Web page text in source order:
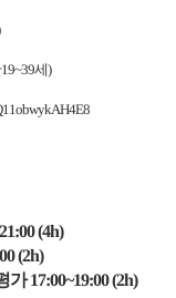
세)
(4h)
(2h)
17:00~19:00 (2h)